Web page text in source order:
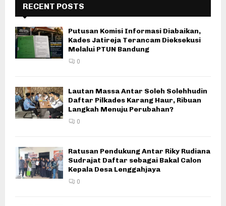
RECENT POSTS
Putusan Komisi Informasi Diabaikan,
Kades Jatireja Terancam Dieksekusi
Melalui PTUN Bandung
0
Lautan Massa Antar Soleh Solehhudin
Daftar Pilkades Karang Haur, Ribuan
Langkah Menuju Perubahan?
0
Ratusan Pendukung Antar Riky Rudiana
Sudrajat Daftar sebagai Bakal Calon
Kepala Desa Lenggahjaya
0